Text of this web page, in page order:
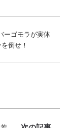
ーゴモラが実体
倒せ！